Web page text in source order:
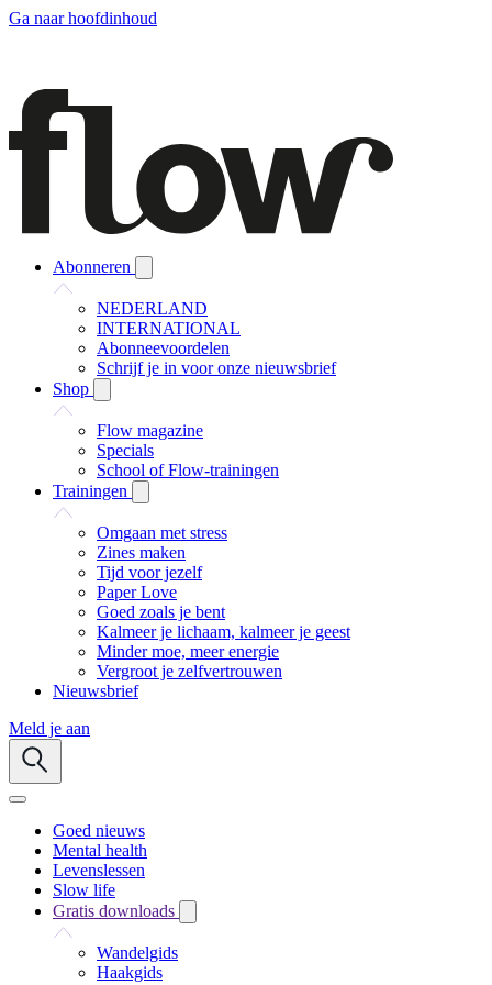
Ga naar hoofdinhoud
Abonneren
NEDERLAND
INTERNATIONAL
Abonneevoordelen
Schrijf je in voor onze nieuwsbrief
Shop
Flow magazine
Specials
School of Flow-trainingen
Trainingen
Omgaan met stress
Zines maken
Tijd voor jezelf
Paper Love
Goed zoals je bent
Kalmeer je lichaam, kalmeer je geest
Minder moe, meer energie
Vergroot je zelfvertrouwen
Nieuwsbrief
Meld je aan
Goed nieuws
Mental health
Levenslessen
Slow life
Gratis downloads
Wandelgids
Haakgids